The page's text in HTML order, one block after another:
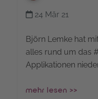
24 Mär 21
Björn Lemke hat
alles rund um das
Applikationen
mehr lesen >>